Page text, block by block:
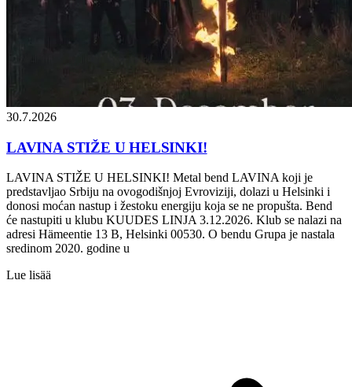
30.7.2026
LAVINA STIŽE U HELSINKI!
LAVINA STIŽE U HELSINKI! Metal bend LAVINA koji je
predstavljao Srbiju na ovogodišnjoj Evroviziji, dolazi u Helsinki i
donosi moćan nastup i žestoku energiju koja se ne propušta. Bend
će nastupiti u klubu KUUDES LINJA 3.12.2026. Klub se nalazi na
adresi Hämeentie 13 B, Helsinki 00530. O bendu Grupa je nastala
sredinom 2020. godine u
Lue lisää